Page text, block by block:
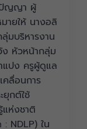
ปัญญา ผู้
ายให้ นางอลิ
มบริหารงาน
หัวหน้ากลุ่ม
แปง ครูผู้ดูแล
คลื่อนการ
ยุกต์ใช้
ห่งชาติ
NDLP) ใน